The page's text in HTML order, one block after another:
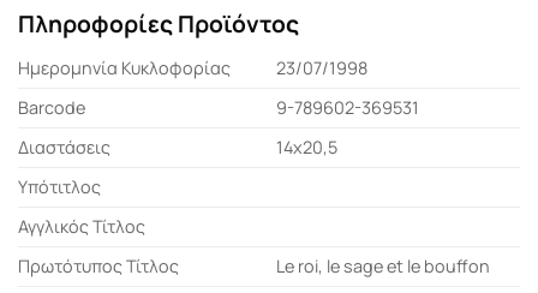
Πληροφορίες Προϊόντος
Ημερομηνία Κυκλοφορίας
23/07/1998
Barcode
9-789602-369531
Διαστάσεις
14x20,5
Υπότιτλος
Αγγλικός Τίτλος
Πρωτότυπος Τίτλος
Le roi, le sage et le bouffon